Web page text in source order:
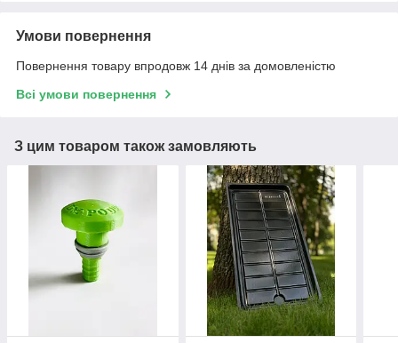
Умови повернення
Повернення товару впродовж 14 днів за домовленістю
Всі умови повернення
З цим товаром також замовляють